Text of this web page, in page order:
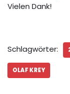
Vielen Dank!
Schlagwörter:
OLAF KREY